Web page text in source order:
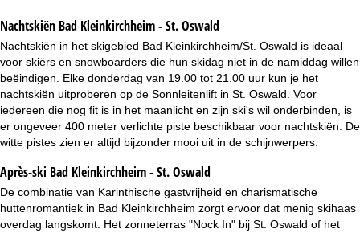
Nachtskiën Bad Kleinkirchheim - St. Oswald
Nachtskiën in het skigebied Bad Kleinkirchheim/St. Oswald is ideaal
voor skiërs en snowboarders die hun skidag niet in de namiddag willen
beëindigen. Elke donderdag van 19.00 tot 21.00 uur kun je het
nachtskiën uitproberen op de Sonnleitenlift in St. Oswald. Voor
iedereen die nog fit is in het maanlicht en zijn ski's wil onderbinden, is
er ongeveer 400 meter verlichte piste beschikbaar voor nachtskiën. De
witte pistes zien er altijd bijzonder mooi uit in de schijnwerpers.
Après-ski Bad Kleinkirchheim - St. Oswald
De combinatie van Karinthische gastvrijheid en charismatische
huttenromantiek in Bad Kleinkirchheim zorgt ervoor dat menig skihaas
overdag langskomt. Het zonneterras "Nock In" bij St. Oswald of het